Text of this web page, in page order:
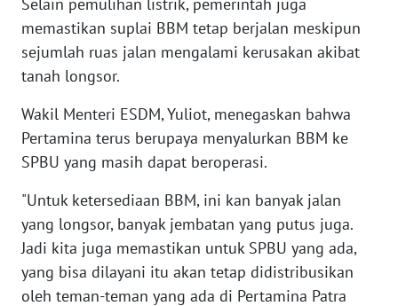
memastikan suplai BBM tetap berjalan meskipun
sejumlah ruas jalan mengalami kerusakan akibat
tanah longsor.
Wakil Menteri ESDM, Yuliot, menegaskan bahwa
Pertamina terus berupaya menyalurkan BBM ke
SPBU yang masih dapat beroperasi.
"Untuk ketersediaan BBM, ini kan banyak jalan
yang longsor, banyak jembatan yang putus juga.
Jadi kita juga memastikan untuk SPBU yang ada,
yang bisa dilayani itu akan tetap didistribusikan
oleh teman-teman yang ada di Pertamina Patra
WN
KEPRI
PAPUA
WN
PAPUA
BARAT
WN